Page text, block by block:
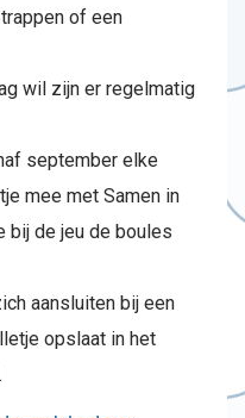
of een
wil zijn er regelmatig
september elke
mee met Samen in
bij de jeu de boules
aansluiten bij een
opslaat in het